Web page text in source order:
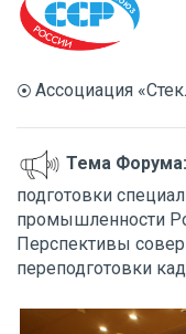
⦿ Ассоциация
Тема Форума:
подготовки
промышленности
Перспективы
переподготовки